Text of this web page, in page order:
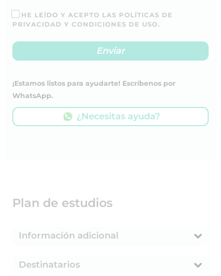
HE LEÍDO Y ACEPTO LAS POLÍTICAS DE
PRIVACIDAD Y CONDICIONES DE USO.
¡Estamos listos para ayudarte! Escríbenos por
WhatsApp.
¿Necesitas ayuda?
Plan de estudios
Información adicional
Destinatarios